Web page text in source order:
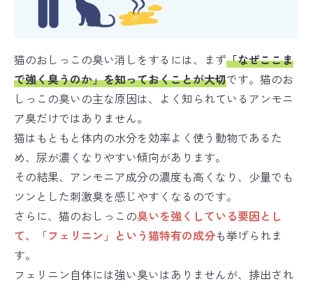
猫のおしっこの臭い消しをするには、まず「なぜここま
で強く臭うのか」を知っておくことが大切です。猫のお
しっこの臭いの主な原因は、よく知られているアンモニ
ア臭だけではありません。
猫はもともと体内の水分を効率よく使う動物であるた
め、尿が濃くなりやすい傾向があります。
その結果、アンモニア成分の濃度も高くなり、少量でも
ツンとした刺激臭を感じやすくなるのです。
さらに、猫のおしっこの臭いを強くしている要因とし
て、「フェリニン」という猫特有の成分も挙げられま
す。
フェリニン自体には強い臭いはありませんが、排出され